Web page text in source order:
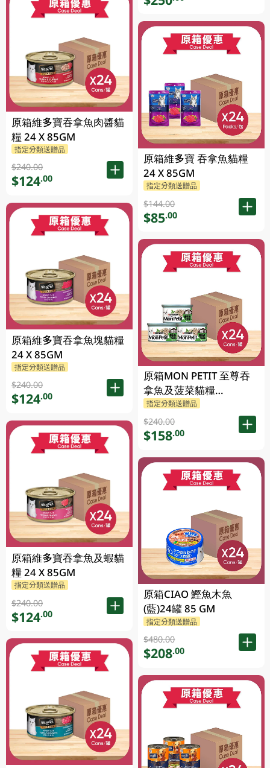
原箱維多寶吞拿魚肉醬貓
糧 24 X 85GM
指定分類送贈品
$240.00
$124.00
原箱維多寶吞拿魚塊貓糧
24 X 85GM
指定分類送贈品
$240.00
$124.00
原箱維多寶吞拿魚及蝦貓
糧 24 X 85GM
指定分類送贈品
$240.00
$124.00
原箱維多寶 吞拿魚貓糧
24 X 85GM
指定分類送贈品
$144.00
$85.00
原箱MON PETIT 至尊吞
拿魚及菠菜貓糧
24X85GM
指定分類送贈品
$240.00
$158.00
原箱CIAO 鰹魚木魚
(藍)24罐 85 GM
指定分類送贈品
$480.00
$208.00